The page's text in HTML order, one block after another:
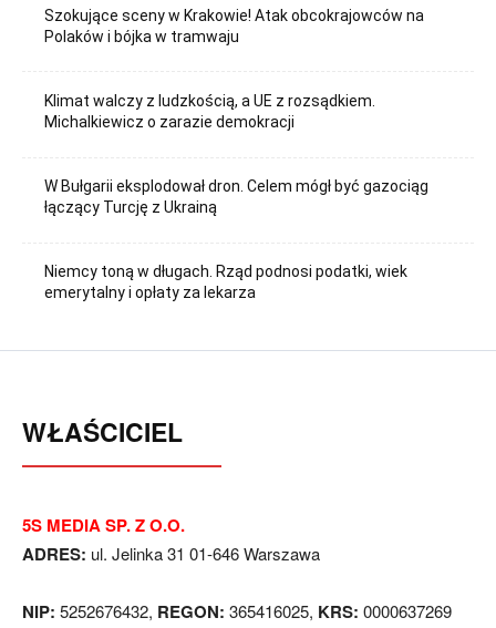
Szokujące sceny w Krakowie! Atak obcokrajowców na
Polaków i bójka w tramwaju
Klimat walczy z ludzkością, a UE z rozsądkiem.
Michalkiewicz o zarazie demokracji
W Bułgarii eksplodował dron. Celem mógł być gazociąg
łączący Turcję z Ukrainą
Niemcy toną w długach. Rząd podnosi podatki, wiek
emerytalny i opłaty za lekarza
WŁAŚCICIEL
5S MEDIA SP. Z O.O.
ADRES: ul. Jelinka 31 01-646 Warszawa
NIP: 5252676432, REGON: 365416025, KRS: 0000637269